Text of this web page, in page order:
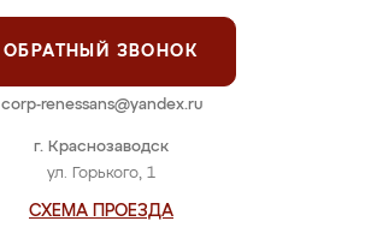
г. Краснозаводск
ул. Горького, 1
СХЕМА ПРОЕЗДА
ОБРАТНЫЙ ЗВОНОК
corp-renessans@yandex.ru